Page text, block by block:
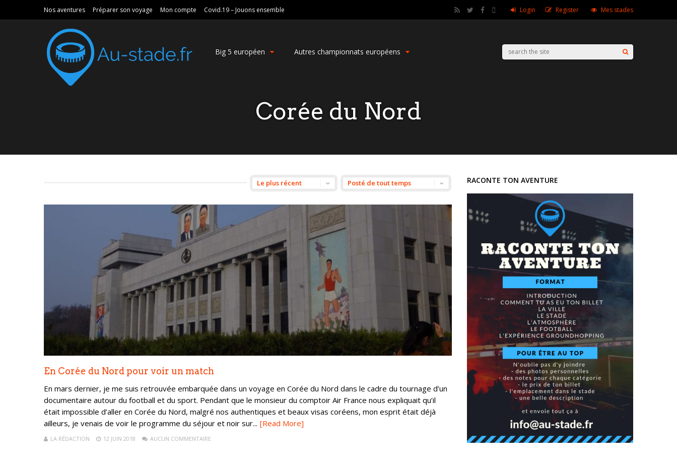
Nos aventures Préparer son voyage Mon compte Covid.19 – Jouons ensemble Login Register Mes stades
Big 5 européen Autres championnats européens
Corée du Nord
En Corée du Nord pour voir un match
En mars dernier, je me suis retrouvée embarquée dans un voyage en Corée du Nord dans le cadre du tournage d’un
documentaire autour du football et du sport. Pendant que le monsieur du comptoir Air France nous expliquait qu’il
était impossible d’aller en Corée du Nord, malgré nos authentiques et beaux visas coréens, mon esprit était déjà
ailleurs, je venais de voir le programme du séjour et noir sur... [Read More]
LA RÉDACTION 12 JUIN 2018 AUCUN COMMENTAIRE
RACONTE TON AVENTURE